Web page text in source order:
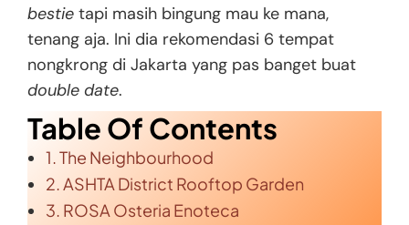
bestie tapi masih bingung mau ke mana,
tenang aja. Ini dia rekomendasi 6 tempat
nongkrong di Jakarta yang pas banget buat
double date.
Table Of Contents
1. The Neighbourhood
2. ASHTA District Rooftop Garden
3. ROSA Osteria Enoteca